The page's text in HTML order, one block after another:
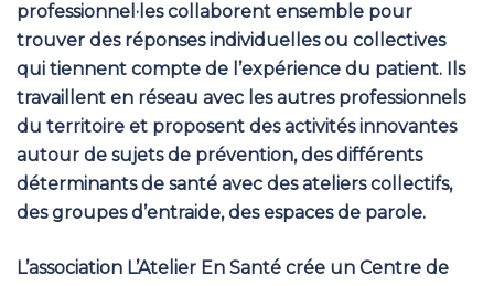
professionnel·les collaborent ensemble pour
trouver des réponses individuelles ou collectives
qui tiennent compte de l’expérience du patient. Ils
travaillent en réseau avec les autres professionnels
du territoire et proposent des activités innovantes
autour de sujets de prévention, des différents
déterminants de santé avec des ateliers collectifs,
des groupes d’entraide, des espaces de parole.
L’association L’Atelier En Santé crée un Centre de